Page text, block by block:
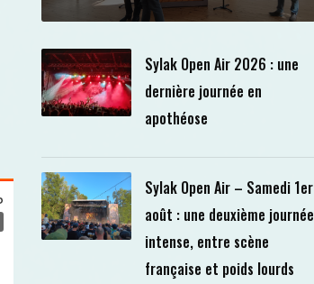
Sylak Open Air 2026 : une
dernière journée en
apothéose
Sylak Open Air – Samedi 1er
août : une deuxième journée
intense, entre scène
française et poids lourds